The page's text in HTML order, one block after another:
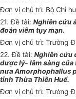
Đơn vị chủ trì: Bộ Chỉ
21. Đề tài: Nghiên cứu
đoán viêm tụy mạn.
Đơn vị chủ trì: Trường
22. Đề tài: Nghiên cứu
dượclý- lâmsàng của
nưa Amorphophallus
tỉnh Thừa Thiên Huế.
Đơn vị chủ trì: Trường